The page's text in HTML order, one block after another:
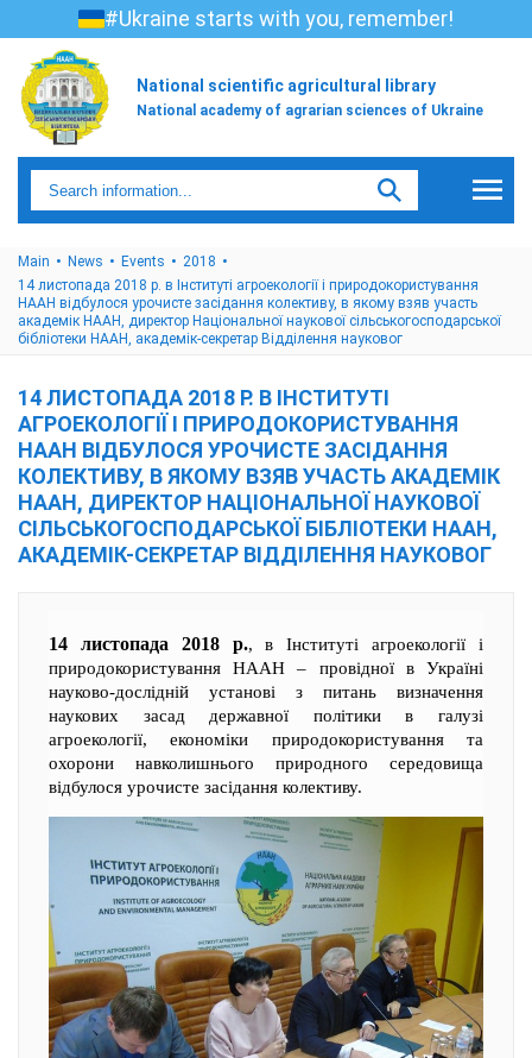
#Ukraine starts with you, remember!
National scientific agricultural library
National academy of agrarian sciences of Ukraine
Main News Events
2018
14 листопада 2018 р. в Інституті агроекології і природокористування
НААН відбулося урочисте засідання колективу, в якому взяв участь
академік НААН, директор Національної наукової сільськогосподарської
бібліотеки НААН, академік-секретар Відділення науковог
14 ЛИСТОПАДА 2018 Р. В ІНСТИТУТІ
АГРОЕКОЛОГІЇ І ПРИРОДОКОРИСТУВАННЯ
НААН ВІДБУЛОСЯ УРОЧИСТЕ ЗАСІДАННЯ
КОЛЕКТИВУ, В ЯКОМУ ВЗЯВ УЧАСТЬ АКАДЕМІК
НААН, ДИРЕКТОР НАЦІОНАЛЬНОЇ НАУКОВОЇ
СІЛЬСЬКОГОСПОДАРСЬКОЇ БІБЛІОТЕКИ НААН,
АКАДЕМІК-СЕКРЕТАР ВІДДІЛЕННЯ НАУКОВОГ
14 листопада 2018 р., в Інституті агроекології і
природокористування НААН – провідної в Україні
науково-дослідній установі з питань визначення
наукових засад державної політики в галузі
агроекології, економіки природокористування та
охорони навколишнього природного середовища
відбулося урочисте засідання колективу.